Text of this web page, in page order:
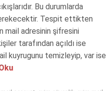
Bu durumlarda
Tespit ettikten
mail adresinin şifresini
tarafından açıldı ise
kuyrugunu temizleyip, var ise